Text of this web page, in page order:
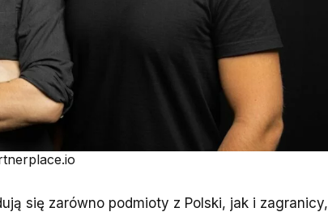
się zarówno podmioty z Polski, jak i zagranicy,